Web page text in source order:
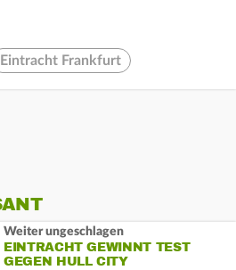
Eintracht Frankfurt
Weiter ungeschlagen
EINTRACHT GEWINNT TEST
GEGEN HULL CITY